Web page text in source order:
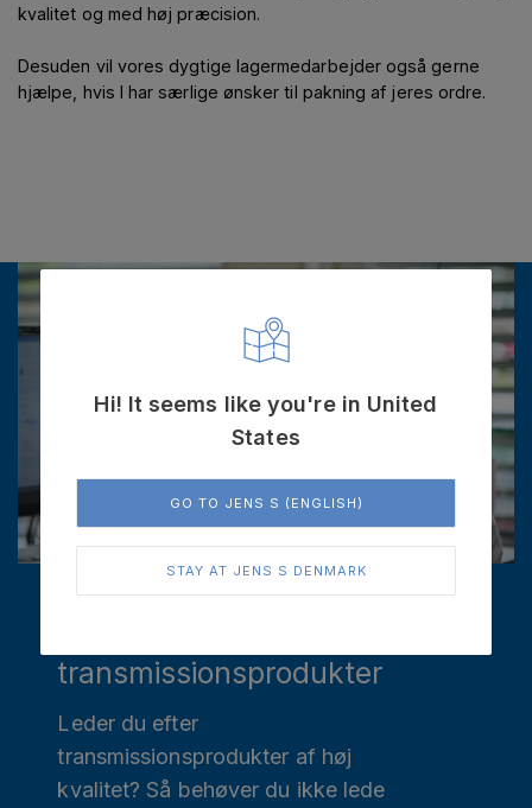
kvalitet og med høj præcision.
Desuden vil vores dygtige lagermedarbejder også gerne
hjælpe, hvis I har særlige ønsker til pakning af jeres ordre.
Få ekspertrådgivning og
transmissionsprodukter
Leder du efter
transmissionsprodukter af høj
kvalitet? Så behøver du ikke lede
Hi! It seems like you're in United
States
GO TO JENS S (ENGLISH)
STAY AT JENS S DENMARK